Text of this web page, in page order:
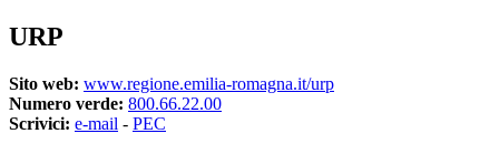
URP
Sito web: www.regione.emilia-romagna.it/urp
Numero verde: 800.66.22.00
Scrivici: e-mail - PEC